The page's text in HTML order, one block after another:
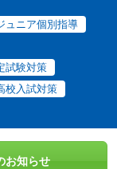
ュニア個別指導
試験対策
校入試対策
お知らせ